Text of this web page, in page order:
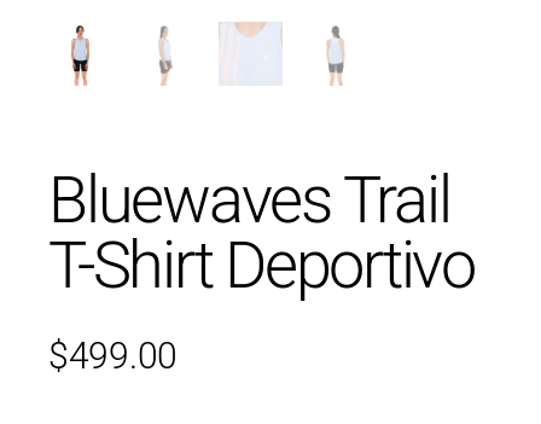
Bluewaves Trail
T-Shirt Deportivo
$499.00